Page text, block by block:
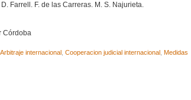
Farrell. F. de las Carreras. M. S. Najurieta.
Córdoba
Arbitraje internacional Cooperacion judicial internacional Medidas